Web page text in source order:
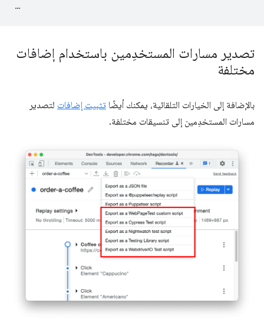
تصدير مسارات المستخدِمين باستخدام إضافات
مختلفة
بالإضافة إلى الخيارات التلقائية، يمكنك أيضًا تثبيت إضافات لتصدير
مسارات المستخدِمين إلى تنسيقات مختلفة.